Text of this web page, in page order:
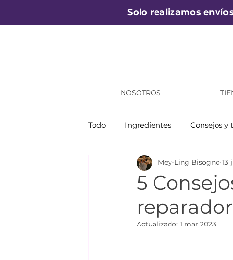
Solo realizamos
NOSOTROS
Todo Ingredientes Consejos y
5
reparador
Mey-Ling Bisogno 13
Actualizado: 1 mar 2023